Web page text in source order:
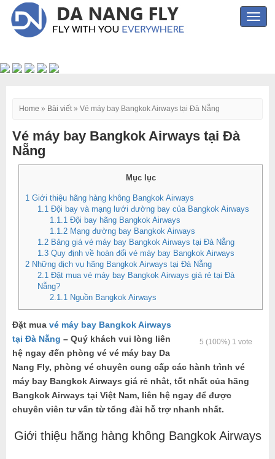
Home » Bài viết» Vé máy bay Bangkok Airways tại Đà Nẵng
Vé máy bay Bangkok Airways tại Đà
Nẵng
Mục lục
1 Giới thiệu hãng hàng không Bangkok Airways
1.1Đội bay và mạng lưới đường bay của Bangkok Airways
1.1.1Đội bay hãng Bangkok Airways
1.1.2Mạng đường bay Bangkok Airways
1.2Bảng giá vé máy bay Bangkok Airways tại Đà Nẵng
1.3Quy định về hoàn đổi vé máy bay Bangkok Airways
2 Những dịch vụ hãng Bangkok Airways tại Đà Nẵng
2.1Đặt mua vé máy bay Bangkok Airways giá rẻ tại Đà
Nẵng?
2.1.1Nguồn Bangkok Airways
5 (100%) 1 vote
Đặt mua vé máy bay Bangkok Airways
tại Đà Nẵng – Quý khách vui lòng liên
hệ ngay đến phòng vé vé máy bay Da
Nang Fly, phòng vé chuyên cung cấp các hành trình vé
máy bay Bangkok Airways giá rẻ nhât, tốt nhất của hãng
Bangkok Airways tại Việt Nam, liên hệ ngay để được
chuyên viên tư vấn từ tổng đài hỗ trợ nhanh nhất.
Giới thiệu hãng hàng không Bangkok Airways